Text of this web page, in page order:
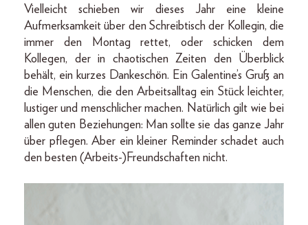
Vielleicht schieben wir dieses Jahr eine kleine
Aufmerksamkeit über den Schreibtisch der Kollegin, die
immer den Montag rettet, oder schicken dem
Kollegen, der in chaotischen Zeiten den Überblick
behält, ein kurzes Dankeschön. Ein Galentine’s Gruß an
die Menschen, die den Arbeitsalltag ein Stück leichter,
lustiger und menschlicher machen. Natürlich gilt wie bei
allen guten Beziehungen: Man sollte sie das ganze Jahr
über pflegen. Aber ein kleiner Reminder schadet auch
den besten (Arbeits-)Freundschaften nicht.